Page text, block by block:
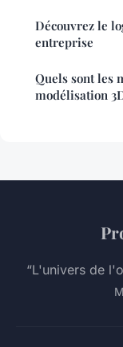
Découvrez le
entreprise
Quels sont les
modélisation
“L'univers de